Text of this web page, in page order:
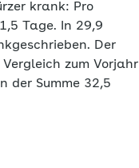
krank: Pro
Tage. In 29,9
Der
zum Vorjahr
der Summe 32,5